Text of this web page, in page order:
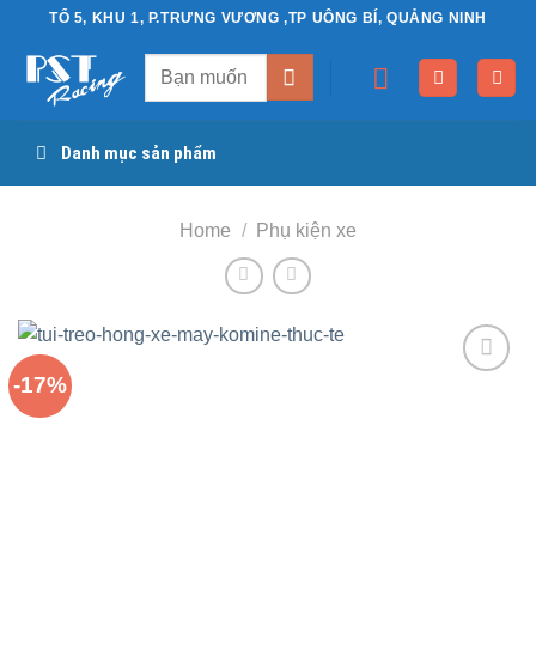
ChuyểnTỔ 5, KHU 1, P.TRƯNG VƯƠNG ,TP UÔNG BÍ, QUẢNG NINH
Search
Danh mục sản phẩm
Home / Phụ kiện xe
-17%